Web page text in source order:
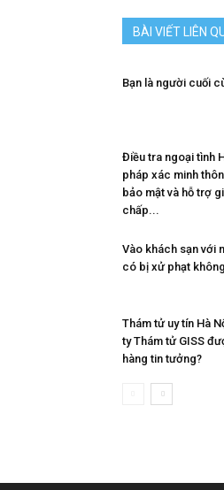
giss,
ty
tham
tu
BÀI VIẾT LIÊN
Bạn là người cuối
Điều tra ngoại tình
pháp xác minh
bảo mật và hỗ trợ
chấp...
Vào khách sạn với
có bị xử phạt
Thám tử uy tín Hà
ty Thám tử GISS
hàng tin tưởng?